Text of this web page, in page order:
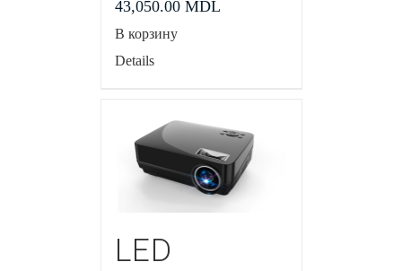
43,050.00 MDL
В корзину
Details
LED